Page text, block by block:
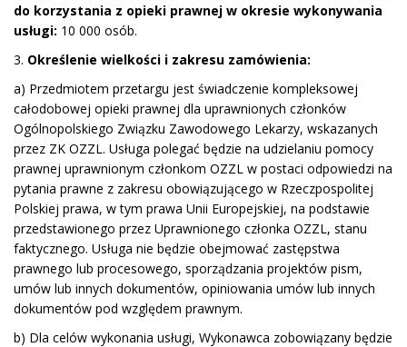
do korzystania z opieki prawnej w okresie wykonywania
usługi: 10 000 osób.
3. Określenie wielkości i zakresu zamówienia:
a) Przedmiotem przetargu jest świadczenie kompleksowej
całodobowej opieki prawnej dla uprawnionych członków
Ogólnopolskiego Związku Zawodowego Lekarzy, wskazanych
przez ZK OZZL. Usługa polegać będzie na udzielaniu pomocy
prawnej uprawnionym członkom OZZL w postaci odpowiedzi na
pytania prawne z zakresu obowiązującego w Rzeczpospolitej
Polskiej prawa, w tym prawa Unii Europejskiej, na podstawie
przedstawionego przez Uprawnionego członka OZZL, stanu
faktycznego. Usługa nie będzie obejmować zastępstwa
prawnego lub procesowego, sporządzania projektów pism,
umów lub innych dokumentów, opiniowania umów lub innych
dokumentów pod względem prawnym.
b) Dla celów wykonania usługi, Wykonawca zobowiązany będzie